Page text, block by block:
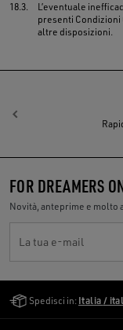
18.3.
L’eventuale
presenti Condizioni
altre disposizioni.
Indietro
FOR DREAMERS
Novità, anteprime e molto
La tua e-mail
Spedisci in: Italia /